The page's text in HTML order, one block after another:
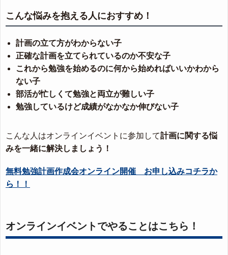
こんな悩みを抱える人におすすめ！
計画の立て方がわからない子
正確な計画を立てられているのか不安な子
これから勉強を始めるのに何から始めればいいかわから
ない子
部活が忙しくて勉強と両立が難しい子
勉強しているけど成績がなかなか伸びない子
こんな人はオンラインイベントに参加して計画に関する悩
みを一緒に解決しましょう！
無料勉強計画作成会オンライン開催 お申し込みコチラか
ら！！
オンラインイベントでやることはこちら！